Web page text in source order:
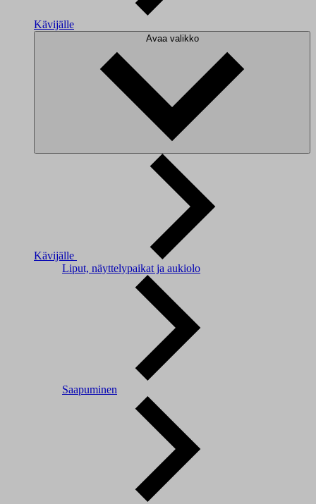
Kävijälle
Avaa valikko
Kävijälle
Liput, näyttelypaikat ja aukiolo
Saapuminen